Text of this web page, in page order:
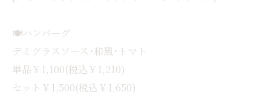
🍽ハンバーグ
デミグラスソース･和風･トマト
単品￥1,100(税込￥1,210)
セット￥1,500(税込￥1,650)